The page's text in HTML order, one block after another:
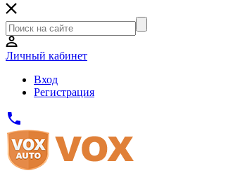
Личный кабинет
Вход
Регистрация
phone